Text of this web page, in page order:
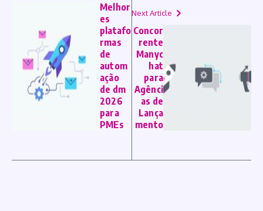
Melhor
es
platafo
rmas
de
autom
ação
de dm
2026
para
PMEs
Next Article
Concor
rente
Manyc
hat
para
Agênci
as de
Lança
mento